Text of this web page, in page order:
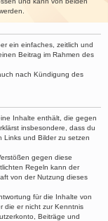
ein einfaches, zeitlich und
Beitrag im Rahmen des
nach Kündigung des
Inhalte enthält, die gegen
insbesondere, dass du
Links und Bilder zu setzen
gegen diese
Regeln kann der
von der Nutzung dieses
für die Inhalte von
die er nicht zur Kenntnis
Beiträge und